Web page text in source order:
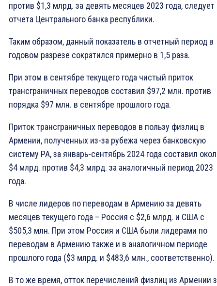
против $1,3 млрд. за девять месяцев 2023 года, следует
отчета Центрального банка республики.
Таким образом, данный показатель в отчетный период в
годовом разрезе сократился примерно в 1,5 раза.
При этом в сентябре текущего года чистый приток
трансграничных переводов составил $97,2 млн. против
порядка $97 млн. в сентябре прошлого года.
Приток трансграничных переводов в пользу физлиц в
Армении, полученных из-за рубежа через банковскую
систему РА, за январь-сентябрь 2024 года составил
$4 млрд. против $4,3 млрд. за аналогичный период 2023
года.
В числе лидеров по переводам в Армению за девять
месяцев текущего года – Россия с $2,6 млрд. и США с
$505,3 млн. При этом Россия и США были лидерами по
переводам в Армению также и в аналогичном периоде
прошлого года ($3 млрд. и $483,6 млн., соответственно).
В то же время, отток перечислений физлиц из Армении